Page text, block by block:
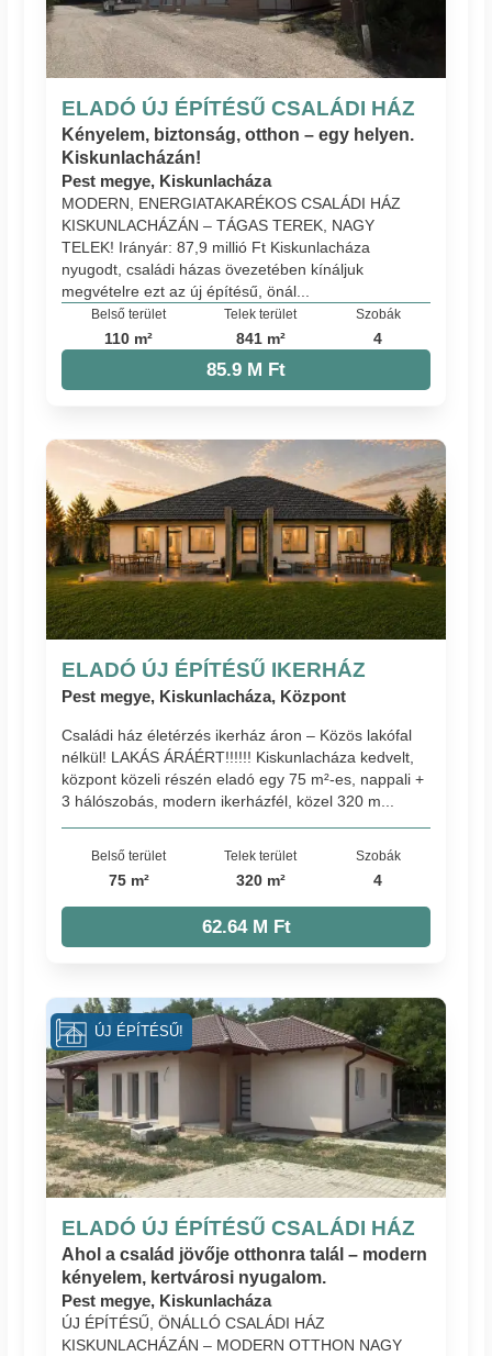
ELADÓ ÚJ ÉPÍTÉSŰ CSALÁDI HÁZ
Kényelem, biztonság, otthon – egy helyen.
Kiskunlacházán!
Pest megye, Kiskunlacháza
MODERN, ENERGIATAKARÉKOS CSALÁDI HÁZ
KISKUNLACHÁZÁN – TÁGAS TEREK, NAGY
TELEK! Irányár: 87,9 millió Ft Kiskunlacháza
nyugodt, családi házas övezetében kínáljuk
megvételre ezt az új építésű, önál...
Belső terület
110 m²
Telek terület
841 m²
Szobák
4
85.9 M Ft
ELADÓ ÚJ ÉPÍTÉSŰ IKERHÁZ
Pest megye, Kiskunlacháza, Központ
Családi ház életérzés ikerház áron – Közös lakófal
nélkül! LAKÁS ÁRÁÉRT!!!!!! Kiskunlacháza kedvelt,
központ közeli részén eladó egy 75 m²-es, nappali +
3 hálószobás, modern ikerházfél, közel 320 m...
Belső terület
75 m²
Telek terület
320 m²
Szobák
4
62.64 M Ft
ELADÓ ÚJ ÉPÍTÉSŰ CSALÁDI HÁZ
Ahol a család jövője otthonra talál – modern
kényelem, kertvárosi nyugalom.
Pest megye, Kiskunlacháza
ÚJ ÉPÍTÉSŰ, ÖNÁLLÓ CSALÁDI HÁZ
KISKUNLACHÁZÁN – MODERN OTTHON NAGY
ÚJ ÉPÍTÉSŰ!